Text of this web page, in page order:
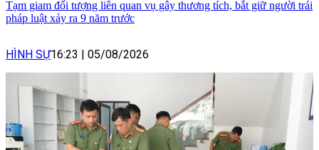
Tạm giam đối tượng liên quan vụ gây thương tích, bắt giữ người trái
pháp luật xảy ra 9 năm trước
HÌNH SỰ16:23 | 05/08/2026